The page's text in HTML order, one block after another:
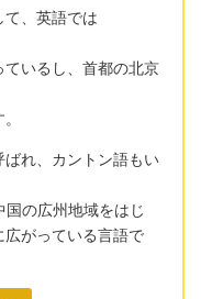
、英語では
いるし、首都の北京
れ、カントン語もい
の広州地域をはじ
がっている言語で